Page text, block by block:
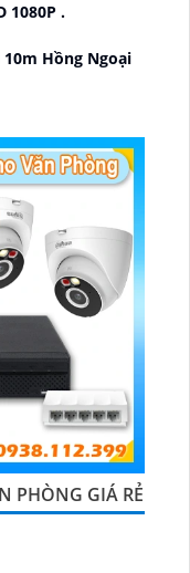
1080P .
Hồng Ngoại
PHÒNG GIÁ RẺ